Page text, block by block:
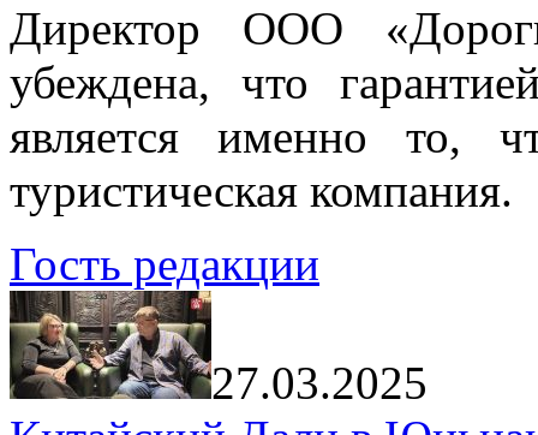
Директор ООО
убеждена, что
является именно то,
туристическая компания.
Гость редакции
27.03.2025